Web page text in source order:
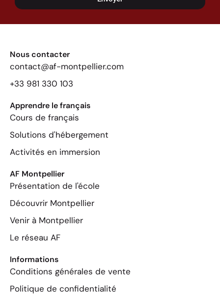
Nous contacter
contact@af-montpellier.com
+33 981 330 103
Apprendre le français
Cours de français
Solutions d'hébergement
Activités en immersion
AF Montpellier
Présentation de l'école
Découvrir Montpellier
Venir à Montpellier
Le réseau AF
Informations
Conditions générales de vente
Politique de confidentialité